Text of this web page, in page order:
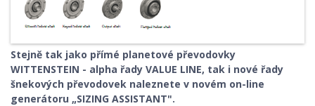
Stejně tak jako přímé planetové převodovky
WITTENSTEIN - alpha řady VALUE LINE, tak i nové řady
šnekových převodovek naleznete v novém on-line
generátoru „SIZING ASSISTANT".